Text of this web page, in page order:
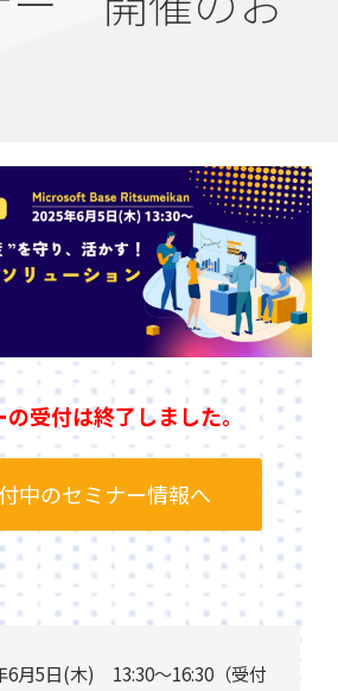
の受付は終了しました。
中のセミナー情報へ
月5日(木) 13:30～16:30（受付